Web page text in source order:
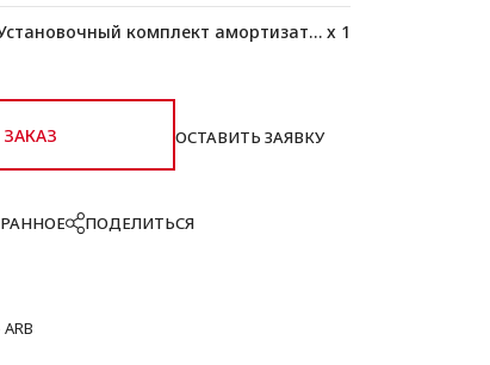
комплект амортизатора x 1
ОСТАВИТЬ ЗАЯВКУ
ПОДЕЛИТЬСЯ